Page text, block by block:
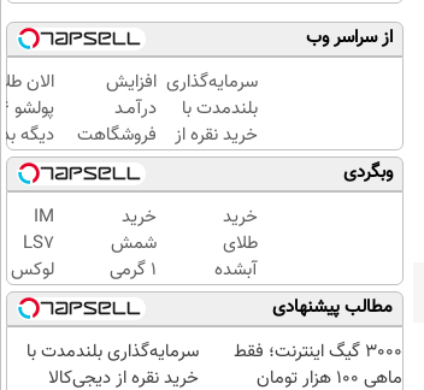
از سراسر وب
سرمایه‌گذاری
بلندمدت با
خرید نقره از
دیجی‌کالا
افزایش
درآمـد
فروشگاهت
رو تضمین
کن «
فروشگاهت
رو ثبت کن
»
الان
دیگه
طلا با
بی‌بهره
وبگردی
خرید
طلای
آبشده
حتی با
۱۰۰هزارتومان
خرید
شمش
1 گرمی
از
طلاسی
IM
LS7
لوکس
ترین
شاسی
بلند
برقی
مطالب پیشنهادی
3000 گیگ اینترنت؛ فقط
ماهی 100 هزار تومان
سرمایه‌گذاری بلندمدت با
خرید نقره از دیجی‌کالا